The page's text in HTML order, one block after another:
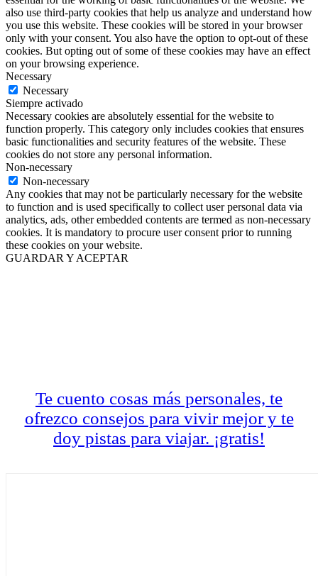
also use third-party cookies that help us analyze and understand how
you use this website. These cookies will be stored in your browser
only with your consent. You also have the option to opt-out of these
cookies. But opting out of some of these cookies may have an effect
on your browsing experience.
Necessary
Necessary
Siempre activado
Necessary cookies are absolutely essential for the website to
function properly. This category only includes cookies that ensures
basic functionalities and security features of the website. These
cookies do not store any personal information.
Non-necessary
Non-necessary
Any cookies that may not be particularly necessary for the website
to function and is used specifically to collect user personal data via
analytics, ads, other embedded contents are termed as non-necessary
cookies. It is mandatory to procure user consent prior to running
these cookies on your website.
GUARDAR Y ACEPTAR
Te cuento cosas más personales, te
ofrezco consejos para vivir mejor y te
doy pistas para viajar. ¡gratis!